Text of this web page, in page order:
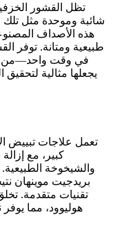
تظل القشور
شائبة وموحدة مثل
هذه الأصداف
طبيعية ومتانة. توفر
في وقت واحد—من
يجعلها مثالية
تعمل علاجات تبييض
كبير، مع
والشيخوخة
بريدجيت موينهان
تقنيات متقدمة.
هوليوود، مما